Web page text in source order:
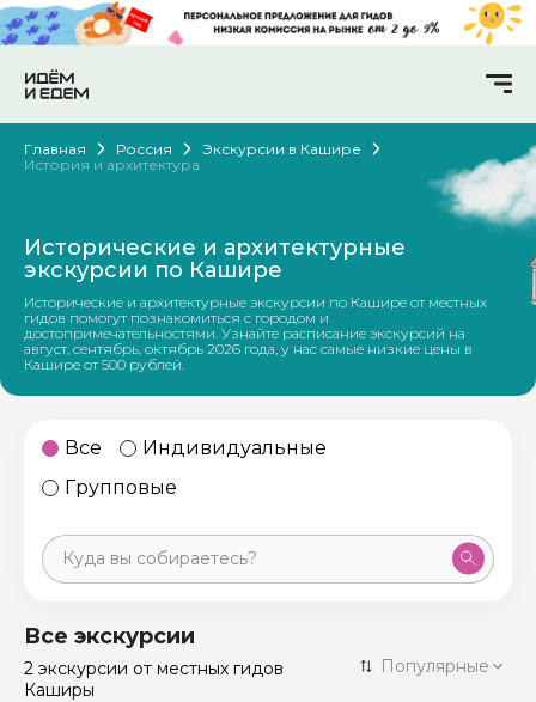
Главная Россия
Экскурсии в Кашире
История и архитектура
Исторические и архитектурные
экскурсии по Кашире
Исторические и архитектурные экскурсии по Кашире от местных
гидов помогут познакомиться с городом и
достопримечательностями. Узнайте расписание экскурсий на
август, сентябрь, октябрь 2026 года, у нас самые низкие цены в
Кашире от 500 рублей.
Все
Индивидуальные
Групповые
Санкт-Петербург
Россия
50 экскурсий
Все экскурсии
2 экскурсии от местных гидов
Каширы
Популярные